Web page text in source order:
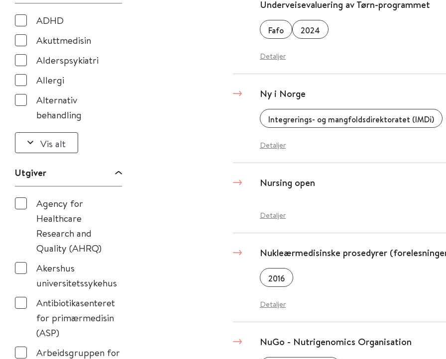
ADHD
Akuttmedisin
Alderspsykiatri
Allergi
Alternativ
behandling
Vis alt
Utgiver
Agency for
Healthcare
Research and
Quality (AHRQ)
Akershus
universitetssykehus
Antibiotikasenteret
for primærmedisin
(ASP)
Arbeidsgruppen for
Underveisevaluering av Tørn-programmet
Fafo 2024
Detaljer
Ny i Norge
Integrerings- og mangfoldsdirektoratet (IMDi)
Detaljer
Nursing open
Detaljer
Nukleærmedisinske prosedyrer
2016
Detaljer
NuGo - Nutrigenomics Organisation